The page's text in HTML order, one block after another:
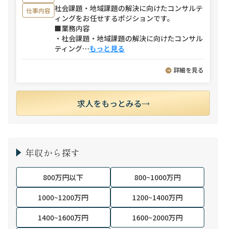
仕事内容 社会課題・地域課題の解決に向けたコンサルテ
ィングをお任せするポジションです。
■業務内容
・社会課題・地域課題の解決に向けたコンサル
ティング⋯もっと見る
詳細を見る
求人をもっとみる
年収から探す
800万円以下
800~1000万円
1000~1200万円
1200~1400万円
1400~1600万円
1600~2000万円